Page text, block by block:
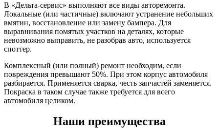
В «Дельта-сервис» выполняют все виды авторемонта.
Локальные (или частичные) включают устранение небольших
вмятин, восстановление или замену бампера. Для
выравнивания помятых участков на деталях, которые
невозможно выправить, не разобрав авто, используется
споттер.
Комплексный (или полный) ремонт необходим, если
повреждения превышают 50%. При этом корпус автомобиля
разбирается. Применяется сварка, честь запчастей заменяется.
Покраска в таком случае также требуется для всего
автомобиля целиком.
Наши преимущества